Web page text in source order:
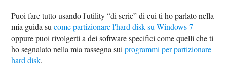
Puoi fare tutto usando l'utility “di serie” di cui ti ho parlato nella
mia guida sucome partizionare l'hard disk su Windows 7
oppure puoi rivolgerti a dei software specifici come quelli che ti
ho segnalato nella mia rassegna suiprogrammi per partizionare
hard disk.